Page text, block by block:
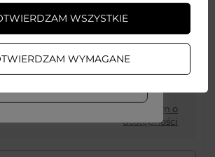
69,00 PLNbrutto
Powiadom o
dostępności
ZAŁÓŻ KONTO
WYMAGANE
WSZYSTKIE